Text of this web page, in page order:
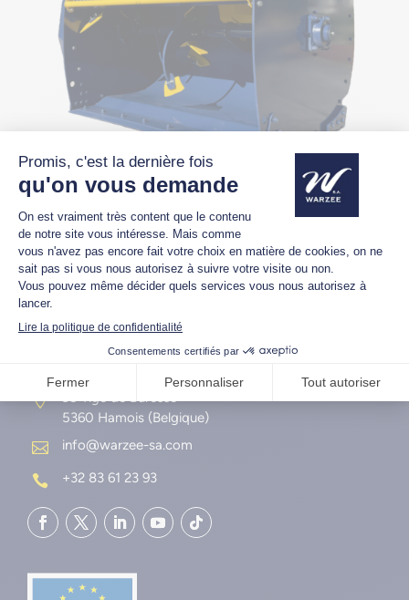
1500 litres

95 Tige de Buresse
5360 Hamois (Belgique)

info@warzee-sa.com
 +32 83 61 23 93